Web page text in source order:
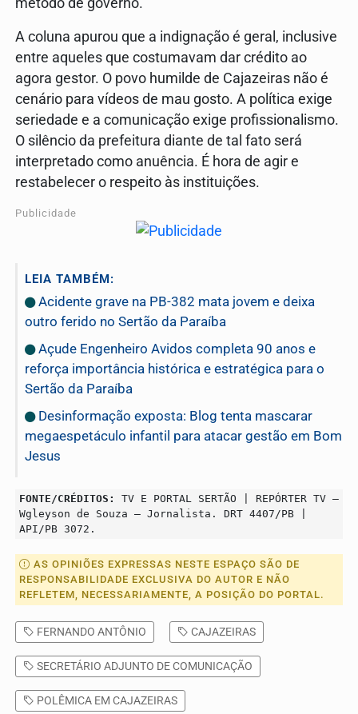
método de governo.
A coluna apurou que a indignação é geral, inclusive
entre aqueles que costumavam dar crédito ao
agora gestor. O povo humilde de Cajazeiras não é
cenário para vídeos de mau gosto. A política exige
seriedade e a comunicação exige profissionalismo.
O silêncio da prefeitura diante de tal fato será
interpretado como anuência. É hora de agir e
restabelecer o respeito às instituições.
Publicidade
LEIA TAMBÉM:
Acidente grave na PB-382 mata jovem e deixa
outro ferido no Sertão da Paraíba
Açude Engenheiro Avidos completa 90 anos e
reforça importância histórica e estratégica para o
Sertão da Paraíba
Desinformação exposta: Blog tenta mascarar
megaespetáculo infantil para atacar gestão em Bom
Jesus
FONTE/CRÉDITOS:
TV E PORTAL SERTÃO | REPÓRTER TV –
Wgleyson de Souza – Jornalista. DRT 4407/PB |
API/PB 3072.
AS OPINIÕES EXPRESSAS NESTE ESPAÇO SÃO DE
RESPONSABILIDADE EXCLUSIVA DO AUTOR E NÃO
REFLETEM, NECESSARIAMENTE, A POSIÇÃO DO PORTAL.
FERNANDO ANTÔNIO CAJAZEIRAS
SECRETÁRIO ADJUNTO DE COMUNICAÇÃO
POLÊMICA EM CAJAZEIRAS